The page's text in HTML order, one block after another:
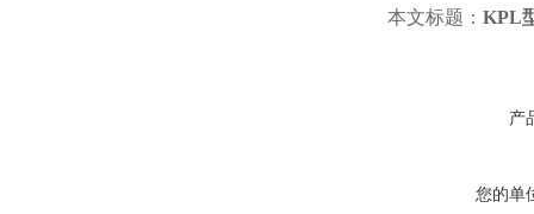
本文标题： KPL
产
您的单